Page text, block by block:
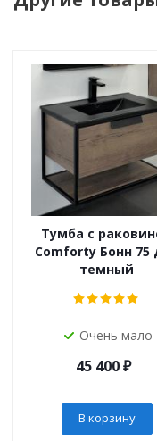
Тумба с
Comforty Бонн 75
темный
Очень мало
45 400₽
В корзину